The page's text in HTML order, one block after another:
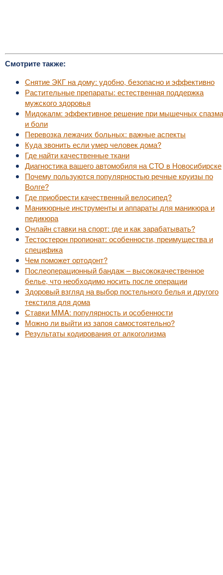
Смотрите также:
Снятие ЭКГ на дому: удобно, безопасно и эффективно
Растительные препараты: естественная поддержка
мужского здоровья
Мидокалм: эффективное решение при мышечных
и боли
Перевозка лежачих больных: важные аспекты
Куда звонить если умер человек дома?
Где найти качественные ткани
Диагностика вашего автомобиля на СТО в Новосибирске
Почему пользуются популярностью речные круизы по
Волге?
Где приобрести качественный велосипед?
Маникюрные инструменты и аппараты для маникюра и
педикюра
Онлайн ставки на спорт: где и как зарабатывать?
Тестостерон пропионат: особенности, преимущества и
специфика
Чем поможет ортодонт?
Послеоперационный бандаж – высококачественное
белье, что необходимо носить после операции
Здоровый взгляд на выбор постельного белья и другого
текстиля для дома
Ставки MMA: популярность и особенности
Можно ли выйти из запоя самостоятельно?
Результаты кодирования от алкоголизма